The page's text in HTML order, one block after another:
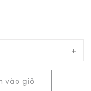
vào giỏ